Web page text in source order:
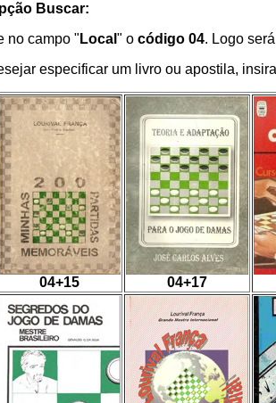
Buscar:
no campo " Local " o código 04. Logo
especificar um livro ou apostila,
04+15 04+17